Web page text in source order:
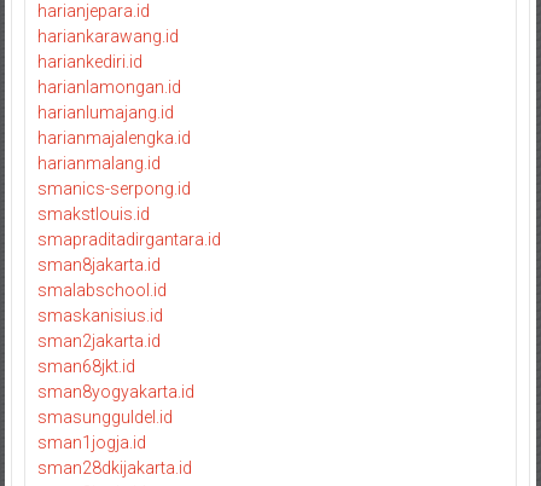
harianjepara.id
hariankarawang.id
hariankediri.id
harianlamongan.id
harianlumajang.id
harianmajalengka.id
harianmalang.id
smanics-serpong.id
smakstlouis.id
smapraditadirgantara.id
sman8jakarta.id
smalabschool.id
smaskanisius.id
sman2jakarta.id
sman68jkt.id
sman8yogyakarta.id
smasungguldel.id
sman1jogja.id
sman28dkijakarta.id